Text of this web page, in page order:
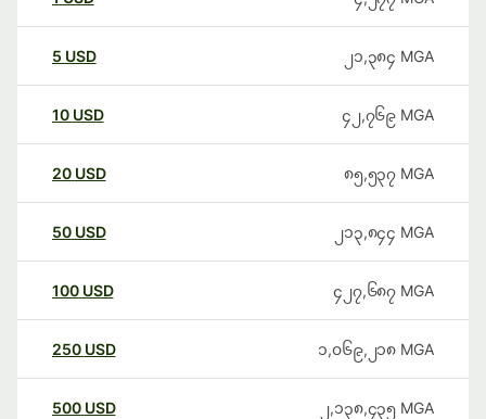
5 USD ၂၁,၃၈၄ MGA
10 USD ၄၂,၇၆၉ MGA
20 USD ၈၅,၅၃၇ MGA
50 USD ၂၁၃,၈၄၄ MGA
100 USD ၄၂၇,၆၈၇ MGA
250 USD ၁,၀၆၉,၂၁၈ MGA
500 USD ၂,၁၃၈,၄၃၅ MGA